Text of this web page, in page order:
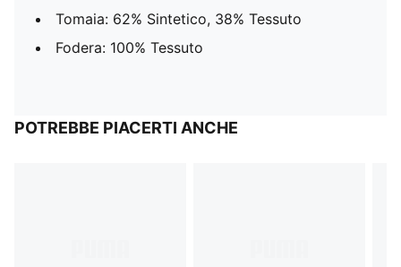
Tomaia: 62% Sintetico, 38% Tessuto
Fodera: 100% Tessuto
POTREBBE PIACERTI ANCHE